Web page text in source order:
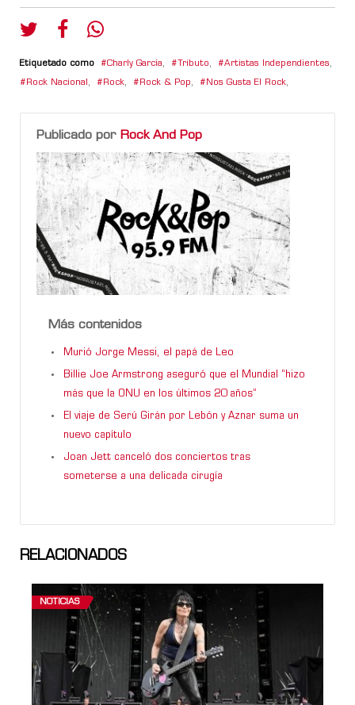
Etiquetado como Charly García, Tributo, Artistas Independientes,
Rock Nacional , Rock, Rock & Pop, Nos Gusta El Rock,
Publicado por Rock And Pop
Más contenidos
Murió Jorge Messi, el papá de Leo
Billie Joe Armstrong aseguró que el Mundial “hizo
más que la ONU en los últimos 20 años”
El viaje de Serú Girán por Lebón y Aznar suma un
nuevo capítulo
Joan Jett canceló dos conciertos tras
someterse a una delicada cirugía
RELACIONADOS
NOTICIAS